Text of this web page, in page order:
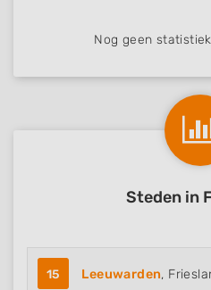
Nog geen
Steden in
15 Leeuwarden,